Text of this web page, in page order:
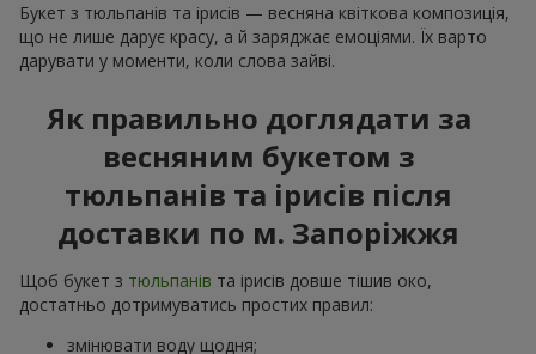
Букет з тюльпанів та ірисів — весняна квіткова композиція,
що не лише дарує красу, а й заряджає емоціями. Їх варто
дарувати у моменти, коли слова зайві.
Як правильно доглядати за
весняним букетом з
тюльпанів та ірисів після
доставки по м. Запоріжжя
Щоб букет з тюльпанів та ірисів довше тішив око,
достатньо дотримуватись простих правил:
змінювати воду щодня;